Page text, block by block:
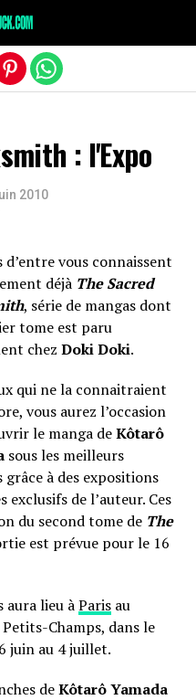
: l'Expo
2010
d’entre vous connaissent
déjà The Sacred
, série de mangas dont
tome est paru
chez Doki Doki.
qui ne la connaitraient
vous aurez l’occasion
le manga deKôtarô
sous les meilleurs
grâce à des expositions
de l’auteur. Ces
du second tome de The
est prévue pour le 16
aura lieu àParis au
Petits-Champs, dans le
juin au 4 juillet.
deKôtarô Yamada